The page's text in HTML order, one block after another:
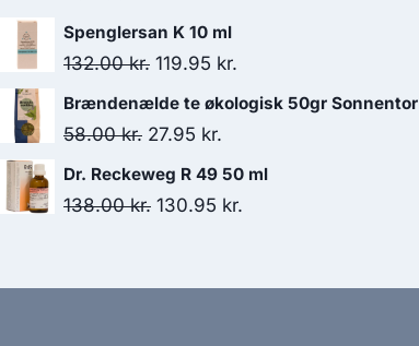
280.00 kr..
oprindelige
pris
235.00 kr..
Spenglersan K 10 ml
132.00kr. Den
oprindelige
pris
132.00 kr..
119.95 kr.
aktuelle
Brændenælde te økologisk 50gr Sonnentor
58.00kr. Den
oprindelige
pris
27.95 kr.
aktuelle
pris
Dr. Reckeweg R 49 50 ml
138.00kr. Den
130.95 kr.